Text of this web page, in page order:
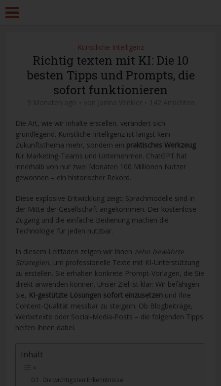
Künstliche Intelligenz
Richtig texten mit KI: Die 10
besten Tipps und Prompts, die
sofort funktionieren
Die Art, wie wir Inhalte erstellen, verändert sich
grundlegend. Künstliche Intelligenz ist längst kein
Zukunftsthema mehr, sondern ein praktisches Werkzeug
für Marketing-Teams und Unternehmen. ChatGPT hat
innerhalb von nur zwei Monaten 100 Millionen Nutzer
gewonnen – ein historischer Rekord.
Diese explosive Entwicklung zeigt: Sprachmodelle sind in
der Mitte der Gesellschaft angekommen. Der kostenlose
Zugang und die einfache Bedienung machen die
Technologie für jeden nutzbar.
In diesem Leitfaden zeigen wir Ihnen zehn bewährte
Strategien, um professionelle Texte mit KI-Unterstützung
zu erstellen. Sie erhalten konkrete Prompt-Vorlagen, die Sie
direkt anwenden können. Unser Ziel ist klar: Wir befähigen
Sie, KI-gestützte Lösungen sofort einzusetzen und Ihre
Content-Qualität messbar zu steigern. Ob Blogbeiträge,
Werbetexte oder Social-Media-Posts – die folgenden Tipps
helfen Ihnen dabei.
Inhalt
Die wichtigsten Erkenntnisse